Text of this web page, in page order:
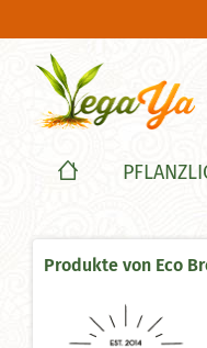
Produkte von Eco